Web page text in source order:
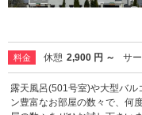
料金 休憩 2,900 円 ～ サ
露天風呂(501号室)や大型バル
ン豊富なお部屋の数々で、何